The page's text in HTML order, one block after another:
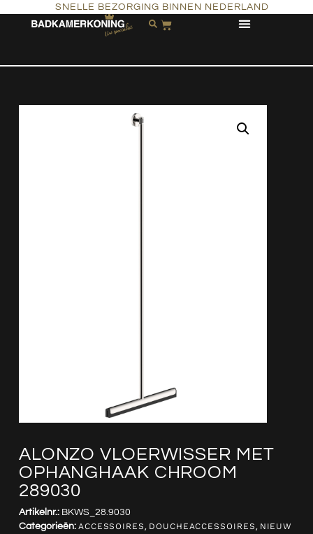
SNELLE BEZORGING BINNEN NEDERLAND
ALONZO VLOERWISSER MET
OPHANGHAAK CHROOM
289030
Artikelnr.: BKWS_28.9030
Categorieën: ACCESSOIRES DOUCHEACCESSOIRES
NIEUW